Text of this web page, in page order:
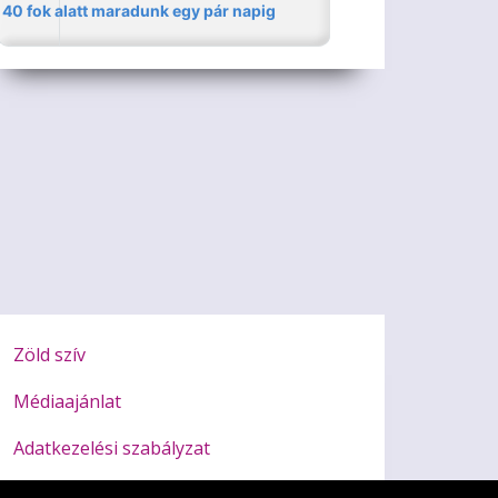
Zöld szív
Médiaajánlat
Adatkezelési szabályzat